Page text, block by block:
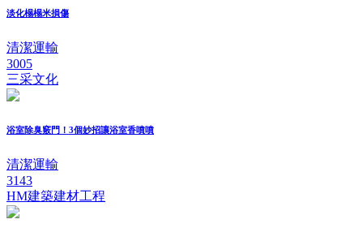
淡化榻榻米損傷
清潔運輸
3005
三采文化
浴室除臭竅門！3個妙招讓浴室香噴噴
清潔運輸
3143
HM建築建材工程